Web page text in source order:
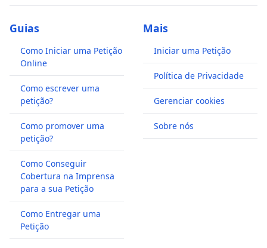
Guias
Como Iniciar uma Petição
Online
Como escrever uma
petição?
Como promover uma
petição?
Como Conseguir
Cobertura na Imprensa
para a sua Petição
Como Entregar uma
Petição
Mais
Iniciar uma Petição
Política de Privacidade
Gerenciar cookies
Sobre nós